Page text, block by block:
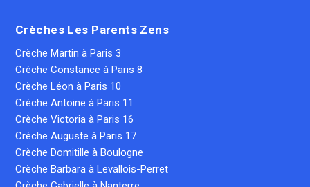
Crèches Les Parents Zens
Crèche Martin à Paris 3
Crèche Constance à Paris 8
Crèche Léon à Paris 10
Crèche Antoine à Paris 11
Crèche Victoria à Paris 16
Crèche Auguste à Paris 17
Crèche Domitille à Boulogne
Crèche Barbara à Levallois-Perret